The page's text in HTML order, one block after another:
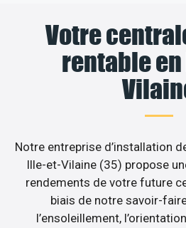
Votre
rentable
Notre entreprise d’installation
Ille-et-Vilaine (35) propose
rendements de votre future
biais de notre savoir-
l’ensoleillement,